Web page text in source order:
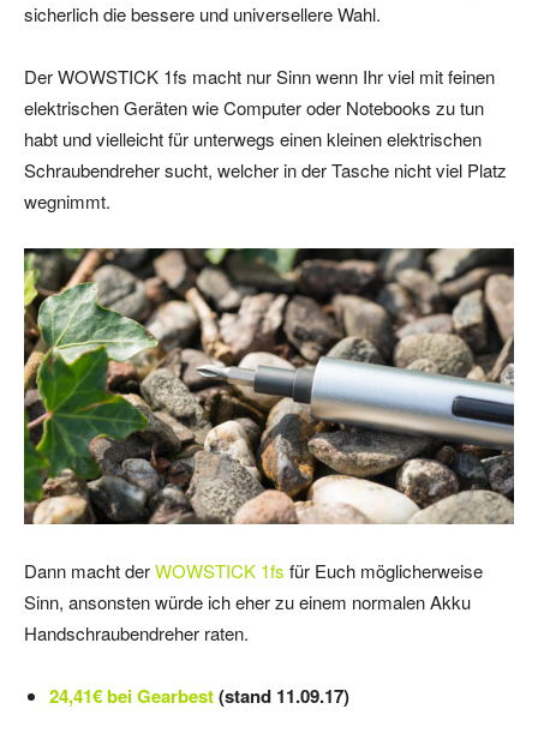
sicherlich die bessere und universellere Wahl.
Der WOWSTICK 1fs macht nur Sinn wenn Ihr viel mit feinen
elektrischen Geräten wie Computer oder Notebooks zu tun
habt und vielleicht für unterwegs einen kleinen elektrischen
Schraubendreher sucht, welcher in der Tasche nicht viel Platz
wegnimmt.
Dann macht derWOWSTICK 1fs für Euch möglicherweise
Sinn, ansonsten würde ich eher zu einem normalen Akku
Handschraubendreher raten.
24,41€ bei Gearbest(stand 11.09.17)